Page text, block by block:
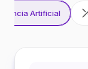
Artificial